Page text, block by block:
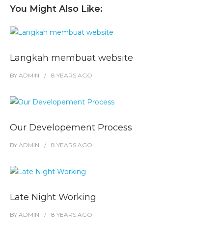
You Might Also Like:
Langkah membuat website
BY ADMIN 8 YEARS AGO
Our Developement Process
BY ADMIN 8 YEARS AGO
Late Night Working
BY ADMIN 8 YEARS AGO